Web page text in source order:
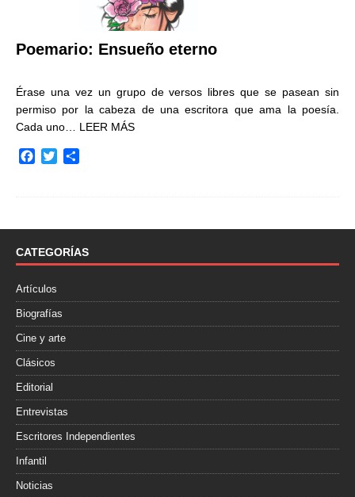
Poemario: Ensueño eterno
Érase una vez un grupo de versos libres que se pasean sin
permiso por la cabeza de una escritora que ama la poesía.
Cada uno… LEER MÁS
o
k
r
t
i
CATEGORÍAS
Artículos
Biografías
Cine y arte
Clásicos
Editorial
Entrevistas
Escritores Independientes
Infantil
Noticias